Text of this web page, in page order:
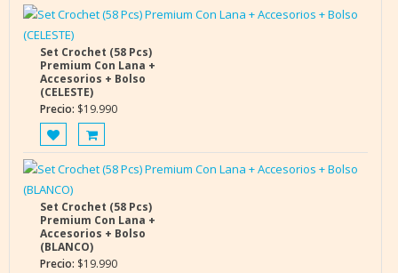
Set Crochet (58 Pcs)
Premium Con Lana +
Accesorios + Bolso
(CELESTE)
Precio: $19.990
Set Crochet (58 Pcs)
Premium Con Lana +
Accesorios + Bolso
(BLANCO)
Precio: $19.990